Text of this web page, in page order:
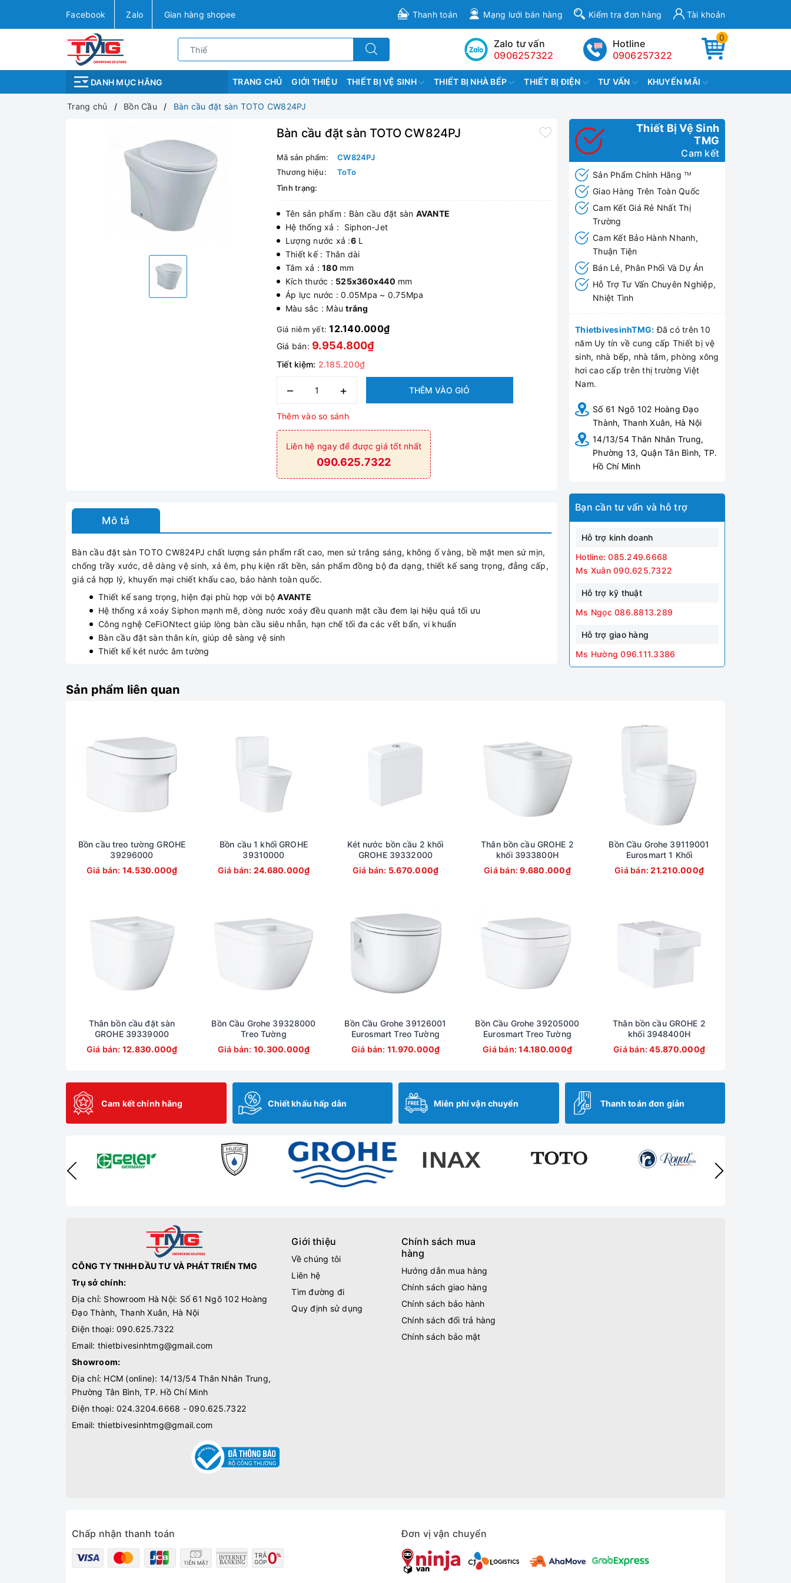
Facebook Zalo Gian hàng shopee Thanh toán Mạng lưới bán hàng Kiểm tra đơn hàng Tài khoản
0
Hotline
0906257322
Zalo tư vấn
0906257322
DANH MỤC HÃNG TRANG CHỦ GIỚI THIỆU THIẾT BỊ VỆ SINH THIẾT BỊ NHÀ BẾP THIẾT BỊ ĐIỆN TƯ VẤN KHUYẾN MÃI
Trang chủ Bồn Cầu Bàn cầu đặt sàn TOTO CW824PJ
Bàn cầu đặt sàn TOTO CW824PJ
Mã sản phẩm:
CW824PJ
Thương hiệu:
ToTo
Tình trạng:
Tên sản phẩm : Bàn cầu đặt sàn AVANTE
Hệ thống xả : Siphon-Jet
Lượng nước xả :6L
Thiết kế : Thân dài
Tâm xả :180 mm
Kích thước : 525x360x440 mm
Áp lực nước : 0.05Mpa ~ 0.75Mpa
Màu sắc : Màutrắng
Giá niêm yết:12.140.000₫
Giá bán: 9.954.800₫
Tiết kiệm: 2.185.200₫
– + THÊM VÀO GIỎ
Thêm vào so sánh
Liên hệ ngay để được giá tốt nhất
090.625.7322
Mô tả
Bàn cầu đặt sàn TOTO CW824PJ chất lượng sản phẩm rất cao, men sứ trắng sáng, không ố vàng, bề mặt men sứ mịn,
chống trầy xước, dễ dàng vệ sinh, xả êm, phụ kiện rất bền, sản phẩm đồng bộ đa dạng, thiết kế sang trọng, đẳng cấp,
giá cả hợp lý, khuyến mại chiết khấu cao, bảo hành toàn quốc.
Thiết kế sang trọng, hiện đại phù hợp với bộAVANTE
Hệ thống xả xoáy Siphon mạnh mẽ, dòng nước xoáy đều quanh mặt cầu đem lại hiệu quả tối ưu
Công nghệ CeFiONtect giúp lòng bàn cầu siêu nhẵn, hạn chế tối đa các vết bẩn, vi khuẩn
Bàn cầu đặt sàn thân kín, giúp dễ sàng vệ sinh
Thiết kế két nước âm tường
Thiết Bị Vệ Sinh
TMG
Cam kết
Sản Phẩm Chính Hãng TM
Giao Hàng Trên Toàn Quốc
Cam Kết Giá Rẻ Nhất Thị
Trường
Cam Kết Bảo Hành Nhanh,
Thuận Tiện
Bán Lẻ, Phân Phối Và Dự Án
Hỗ Trợ Tư Vấn Chuyên Nghiệp,
Nhiệt Tình
ThietbivesinhTMG: Đã có trên 10
năm Uy tín về cung cấp Thiết bị vệ
sinh, nhà bếp, nhà tắm, phòng xông
hơi cao cấp trên thị trường Việt
Nam.
Số 61 Ngõ 102 Hoàng Đạo
Thành, Thanh Xuân, Hà Nội
14/13/54 Thân Nhân Trung,
Phường 13, Quận Tân Bình, TP.
Hồ Chí Minh
Bạn cần tư vấn và hỗ trợ
Hỗ trợ kinh doanh
Hotline: 085.249.6668
Ms Xuân 090.625.7322
Hỗ trợ kỹ thuật
Ms Ngọc 086.8813.289
Hỗ trợ giao hàng
Ms Hường 096.111.3386
Sản phẩm liên quan
Bồn cầu treo tường GROHE
39296000
Giá bán: 14.530.000₫
Bồn cầu 1 khối GROHE
39310000
Giá bán: 24.680.000₫
Két nước bồn cầu 2 khối
GROHE 39332000
Giá bán: 5.670.000₫
Thân bồn cầu GROHE 2
khối 3933800H
Giá bán:9.680.000₫
Bồn Cầu Grohe 39119001
Eurosmart 1 Khối
Giá bán:21.210.000₫
Thân bồn cầu đặt sàn
GROHE 39339000
Giá bán: 12.830.000₫
Bồn Cầu Grohe 39328000
Treo Tường
Giá bán: 10.300.000₫
Bồn Cầu Grohe 39126001
Eurosmart Treo Tường
Giá bán: 11.970.000₫
Bồn Cầu Grohe 39205000
Eurosmart Treo Tường
Giá bán:14.180.000₫
Thân bồn cầu GROHE 2
khối 3948400H
Giá bán:45.870.000₫
Cam kết chính hãng Chiết khấu hấp dẫn Miễn phí vận chuyển Thanh toán đơn giản
CÔNG TY TNHH ĐẦU TƯ VÀ PHÁT TRIỂN TMG
Trụ sở chính:
Địa chỉ: Showroom Hà Nội: Số 61 Ngõ 102 Hoàng
Đạo Thành, Thanh Xuân, Hà Nội
Điện thoại: 090.625.7322
Email: thietbivesinhtmg@gmail.com
Showroom:
Địa chỉ: HCM (online): 14/13/54 Thân Nhân Trung,
Phường Tân Bình, TP. Hồ Chí Minh
Điện thoại: 024.3204.6668 - 090.625.7322
Email: thietbivesinhtmg@gmail.com
Giới thiệu
Về chúng tôi
Liên hệ
Tìm đường đi
Quy định sử dụng
Chính sách mua
hàng
Hướng dẫn mua hàng
Chính sách giao hàng
Chính sách bảo hành
Chính sách đổi trả hàng
Chính sách bảo mật
Chấp nhận thanh toán Đơn vị vận chuyển